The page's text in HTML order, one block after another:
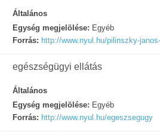
Általános
Egység megjelölése: Egyéb
Forrás: http://www.nyul.hu/pilinszky-
egészségügyi ellátás
Általános
Egység megjelölése: Egyéb
Forrás: http://www.nyul.hu/egeszsegugy